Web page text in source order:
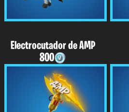
Electrocutador de AMP
800